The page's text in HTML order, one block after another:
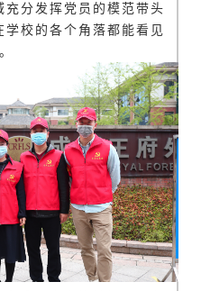
充分发挥党员的模范带头
校的各个角落都能看见